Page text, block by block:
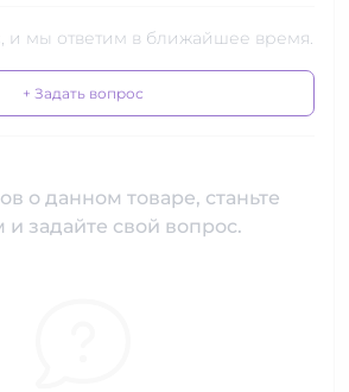
и мы ответим в ближайшее время.
+ Задать вопрос
о данном товаре, станьте
задайте свой вопрос.